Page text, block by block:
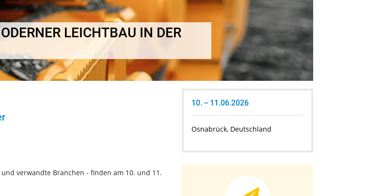
LEICHTBAU IN DER
verwandte Branchen - finden am 10. und 11.
10. – 11.06.2026
Osnabrück, Deutschland